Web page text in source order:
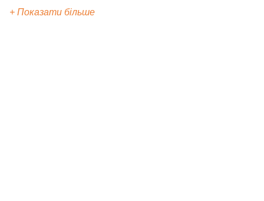
+ Показати більше